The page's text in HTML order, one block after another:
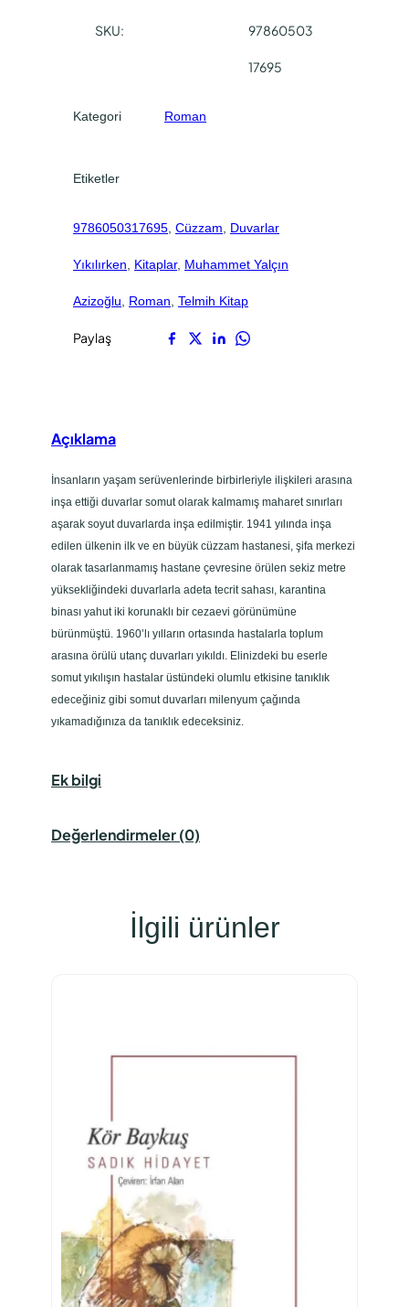
SKU: 97860503
17695
Kategori Roman
Etiketler
9786050317695, Cüzzam, Duvarlar
Yıkılırken, Kitaplar, Muhammet Yalçın
Azizoğlu, Roman, Telmih Kitap
Paylaş
Açıklama
İnsanların yaşam serüvenlerinde birbirleriyle ilişkileri arasına
inşa ettiği duvarlar somut olarak kalmamış maharet sınırları
aşarak soyut duvarlarda inşa edilmiştir. 1941 yılında inşa
edilen ülkenin ilk ve en büyük cüzzam hastanesi, şifa merkezi
olarak tasarlanmamış hastane çevresine örülen sekiz metre
yüksekliğindeki duvarlarla adeta tecrit sahası, karantina
binası yahut iki korunaklı bir cezaevi görünümüne
bürünmüştü. 1960’lı yılların ortasında hastalarla toplum
arasına örülü utanç duvarları yıkıldı. Elinizdeki bu eserle
somut yıkılışın hastalar üstündeki olumlu etkisine tanıklık
edeceğiniz gibi somut duvarları milenyum çağında
yıkamadığınıza da tanıklık edeceksiniz.
Ek bilgi
Değerlendirmeler (0)
İlgili ürünler